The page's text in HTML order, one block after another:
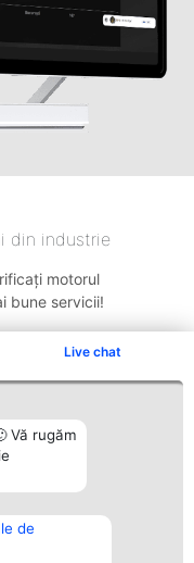
Live chat
Vă rugăm
de
din industrie
motorul
bune servicii!
Contact